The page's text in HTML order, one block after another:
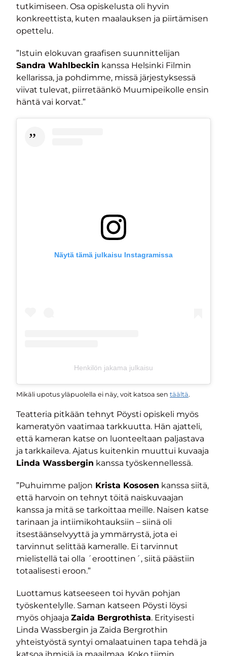
tutkimiseen. Osa opiskelusta oli hyvin
konkreettista, kuten maalauksen ja piirtämisen
opettelu.
”Istuin elokuvan graafisen suunnittelijan
Sandra Wahlbeckin kanssa Helsinki Filmin
kellarissa, ja pohdimme, missä järjestyksessä
viivat tulevat, piirretäänkö Muumipeikolle ensin
häntä vai korvat.”
Näytä tämä julkaisu Instagramissa
Henkilön jakama julkaisu
Mikäli upotus yläpuolella ei näy, voit katsoa sen täältä.
Teatteria pitkään tehnyt Pöysti opiskeli myös
kameratyön vaatimaa tarkkuutta. Hän ajatteli,
että kameran katse on luonteeltaan paljastava
ja tarkkaileva. Ajatus kuitenkin muuttui kuvaaja
Linda Wassbergin kanssa työskennellessä.
”Puhuimme paljon Krista Kososen kanssa siitä,
että harvoin on tehnyt töitä naiskuvaajan
kanssa ja mitä se tarkoittaa meille. Naisen katse
tarinaan ja intiimikohtauksiin – siinä oli
itsestäänselvyyttä ja ymmärrystä, jota ei
tarvinnut selittää kameralle. Ei tarvinnut
mielistellä tai olla ´eroottinen´, siitä päästiin
totaalisesti eroon.”
Luottamus katseeseen toi hyvän pohjan
työskentelylle. Saman katseen Pöysti löysi
myös ohjaaja Zaida Bergrothista. Erityisesti
Linda Wassbergin ja Zaida Bergrothin
yhteistyöstä syntyi omalaatuinen tapa tehdä ja